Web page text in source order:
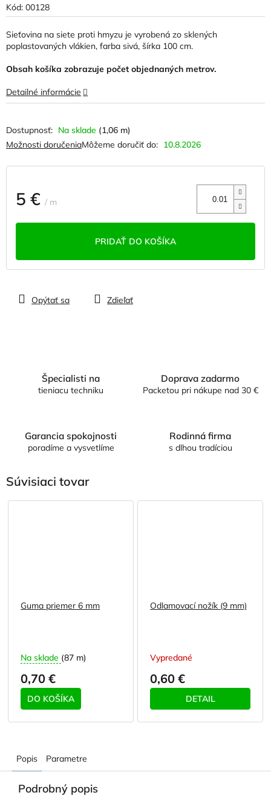
Kód: 00128
Na sklade (1,06 m)
Môžeme doručiť do: 10.8.2026
Možnosti doručenia
5 € / m
PRIDAŤ DO KOŠÍKA
Sieťovina na siete proti hmyzu je vyrobená zo sklených
poplastovaných vlákien, farba sivá, šírka 100 cm.
Obsah košíka zobrazuje počet objednaných metrov.
Detailné informácie
Opýtať sa Zdieľať
produktu
je
0,0
z
5
hviezdičiek.
Špecialisti na
tieniacu techniku
Doprava zadarmo
Packetou pri nákupe nad 30 €
Garancia spokojnosti
poradíme a vysvetlíme
Rodinná firma
s dlhou tradíciou
Súvisiaci tovar
Guma priemer 6 mm
Na sklade (87 m)
0,70 €
DO KOŠÍKA
Odlamovací nožík (9 mm)
Vypredané
0,60 €
DETAIL
Popis Parametre
Podrobný popis